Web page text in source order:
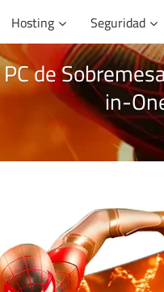
Hosting Seguridad
de
in-